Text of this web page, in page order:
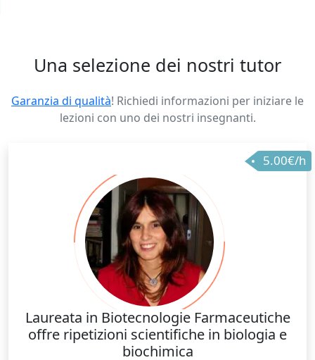
Una selezione dei nostri tutor
Garanzia di qualità! Richiedi informazioni per iniziare le
lezioni con uno dei nostri insegnanti.
5.00€/h
Laureata in Biotecnologie Farmaceutiche
offre ripetizioni scientifiche in biologia e
biochimica